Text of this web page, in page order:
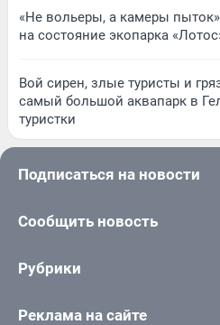
«Не вольеры, а камеры
на состояние экопарка
Вой сирен, злые туристы и
самый большой аквапарк в
туристки
Подписаться на новости
Сообщить новость
Рубрики
Реклама на сайте